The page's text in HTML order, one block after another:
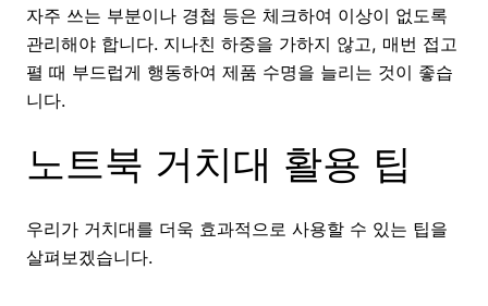
자주 쓰는 부분이나 경첩 등은 체크하여 이상이 없도록
관리해야 합니다. 지나친 하중을 가하지 않고, 매번 접고
펼 때 부드럽게 행동하여 제품 수명을 늘리는 것이 좋습
니다.
노트북 거치대 활용 팁
우리가 거치대를 더욱 효과적으로 사용할 수 있는 팁을
살펴보겠습니다.